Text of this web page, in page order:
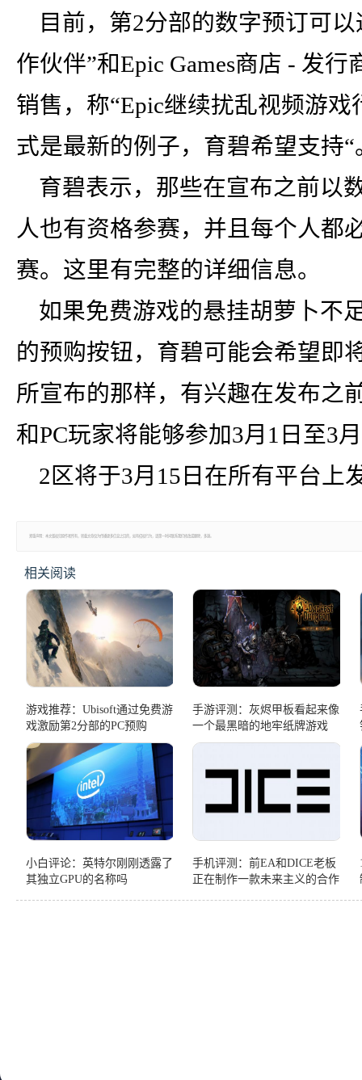
目前，第2分部的数字预订可
作伙伴”和Epic Games商店 - 发
销售，称“Epic继续扰乱视频游
式是最新的例子，育碧希望支持“
育碧表示，那些在宣布之前以
人也有资格参赛，并且每个人都
赛。这里有完整的详细信息。
如果免费游戏的悬挂胡萝卜不
的预购按钮，育碧可能会希望即
所宣布的那样，有兴趣在发布之
和PC玩家将能够参加3月1日至3
2区将于3月15日在所有平台上
郑重声明：本文版权归原作者所有，转载文章仅为传播更多信息之目的，如有侵权行为，请第一时间联系我们修改或删除，多谢。
相关阅读
游戏推荐：Ubisoft通过免费游
戏激励第2分部的PC预购
手游评测：灰烬甲板看起来像
一个最黑暗的地牢纸牌游戏
小白评论：英特尔刚刚透露了
其独立GPU的名称吗
手机评测：前EA和DICE老板
正在制作一款未来主义的合作